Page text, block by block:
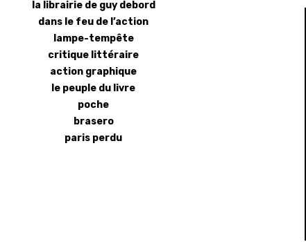
la librairie de guy debord
dans le feu de l’action
lampe-tempête
critique littéraire
action graphique
le peuple du livre
poche
brasero
paris perdu